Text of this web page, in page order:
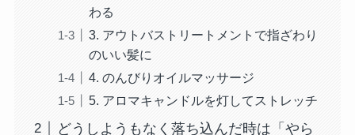
わる
3. アウトバストリートメントで指ざわり
のいい髪に
4. のんびりオイルマッサージ
5. アロマキャンドルを灯してストレッチ
どうしようもなく落ち込んだ時は「やら